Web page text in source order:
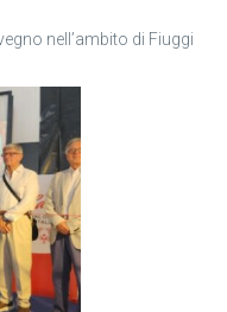
nell’ambito di Fiuggi